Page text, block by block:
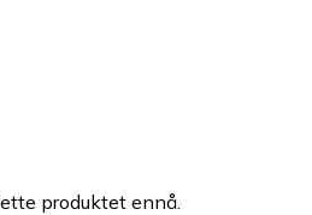
produktet ennå.